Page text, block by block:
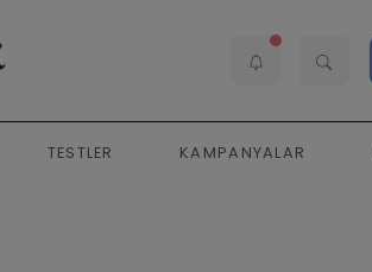
TESTLER KAMPANYALAR